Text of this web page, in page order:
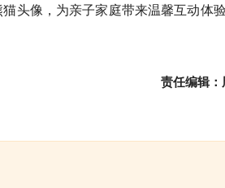
头像，为亲子家庭带来温馨互动体
责任编辑：